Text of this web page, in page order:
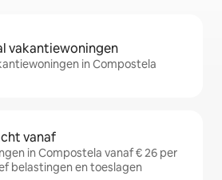
vakantiewoningen
in Compostela
vanaf
in Compostela vanaf € 26 per
belastingen en toeslagen